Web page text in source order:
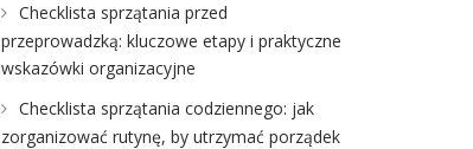
Checklista sprzątania przed
przeprowadzką: kluczowe etapy i praktyczne
wskazówki organizacyjne
Checklista sprzątania codziennego: jak
zorganizować rutynę, by utrzymać porządek